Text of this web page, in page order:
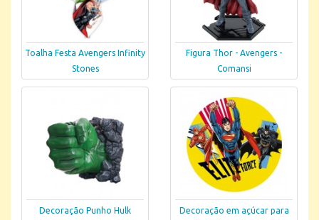
Toalha Festa Avengers Infinity
Stones
Figura Thor - Avengers -
Comansi
Decoração Punho Hulk
Decoração em açúcar para